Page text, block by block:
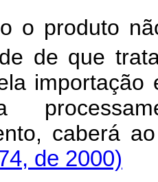
o produto
de que
caberá
de 2000)